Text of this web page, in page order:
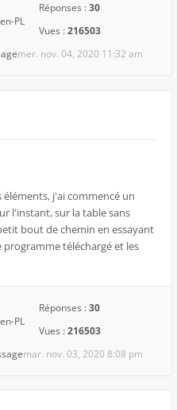
PL
Réponses :30
Vues :216503
mer. nov. 04, 2020 11:32 am
j'ai commencé un
l'instant, sur la table sans
bout de chemin en essayant
téléchargé et les
PL
Réponses :30
Vues :216503
mar. nov. 03, 2020 8:08 pm